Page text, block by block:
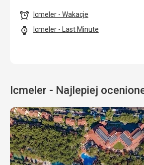
Icmeler - Wakacje
Icmeler - Last Minute
Icmeler - Najlepiej